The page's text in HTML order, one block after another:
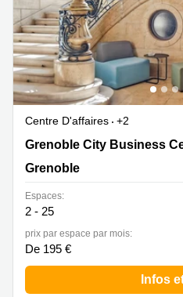
Centre D'affaires
+2
Grenoble City Business
Grenoble City Business
Grenoble
Espaces:
2 - 25
prix par espace par mois:
De 195 €
Infos